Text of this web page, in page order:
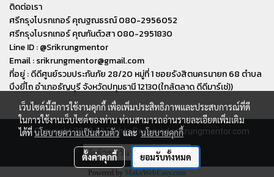
ติดต่อเรา
ศรีกรุงโบรกเกอร์ คุณฐณธรณ์ 080-2956052
ศรีกรุงโบรกเกอร์ คุณกันต์วสา 080-2951830
Line ID : @Srikrungmentor
Email : srikrungmentor@gmail.com
ที่อยู่ : ดีดีศูนย์รวมประกันภัย 28/20 หมู่ที่ 1 ซอยรังสิตนครนายก 68 ตำบล
บึงยี่โถ อำเภอ​ธัญบุรี​ จังหวัดปทุมธานี​ 12130(ใกล้ตลาด ดีดีมาร์เช่))
© Copyright 2019 All Rights Reserved srikrungmentor.com
ผู้เข้าชมวันนี้ 1,218
Powered by MakeWebEasy.com
เว็บไซต์นี้มีการใช้งานคุกกี้ เพื่อเพิ่มประสิทธิภาพและประสบการณ์ที่ดี
ในการใช้งานเว็บไซต์ของท่าน ท่านสามารถอ่านรายละเอียดเพิ่มเติม
ได้ที่นโยบายความเป็นส่วนตัวและนโยบายคุกกี้
ตั้งค่าคุกกี้ ยอมรับทั้งหมด